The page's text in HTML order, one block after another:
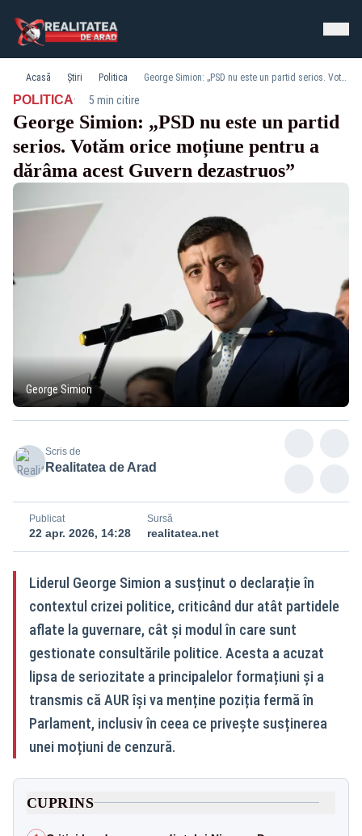
Acasă Știri Politica George Simion: „PSD nu este un partid serios. Votăm orice moțiune pentru a dărâma acest Guvern dezastruos”
POLITICA· 5 min citire
George Simion: „PSD nu este un partid
serios. Votăm orice moțiune pentru a
dărâma acest Guvern dezastruos”
George Simion
Scris de
Realitatea de Arad
Publicat
22 apr. 2026, 14:28
Sursă
realitatea.net
Liderul George Simion a susținut o declarație în
contextul crizei politice, criticând dur atât partidele
aflate la guvernare, cât și modul în care sunt
gestionate consultările politice. Acesta a acuzat
lipsa de seriozitate a principalelor formațiuni și a
transmis că AUR își va menține poziția fermă în
Parlament, inclusiv în ceea ce privește susținerea
unei moțiuni de cenzură.
CUPRINS